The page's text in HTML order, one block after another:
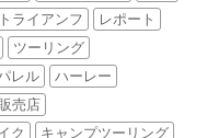
トライアンフ
レポート
ツーリング
レル
ハーレー
売店
ク
キャンプツーリング